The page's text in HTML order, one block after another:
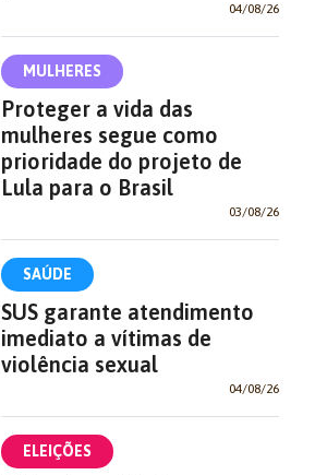
04/08/26
MULHERES
Proteger a vida das
mulheres segue como
prioridade do projeto de
Lula para o Brasil
03/08/26
SAÚDE
SUS garante atendimento
imediato a vítimas de
violência sexual
04/08/26
ELEIÇÕES